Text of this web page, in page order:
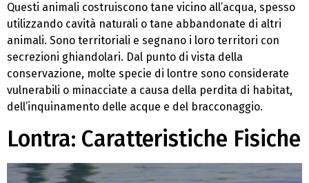
Questi animali costruiscono tane vicino all’acqua, spesso
utilizzando cavità naturali o tane abbandonate di altri
animali. Sono territoriali e segnano i loro territori con
secrezioni ghiandolari. Dal punto di vista della
conservazione, molte specie di lontre sono considerate
vulnerabili o minacciate a causa della perdita di habitat,
dell’inquinamento delle acque e del bracconaggio.
Lontra: Caratteristiche Fisiche